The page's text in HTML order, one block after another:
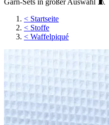
Garn-Sets in großer Auswahl 🧵
< Startseite
< Stoffe
< Waffelpiqué